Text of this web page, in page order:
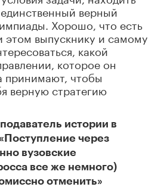
верный
Хорошо, что есть
этом выпускнику и самому
какой
которое он
принимают, чтобы
верную стратегию
истории в
через
вузовские
все же немного)
отменить»